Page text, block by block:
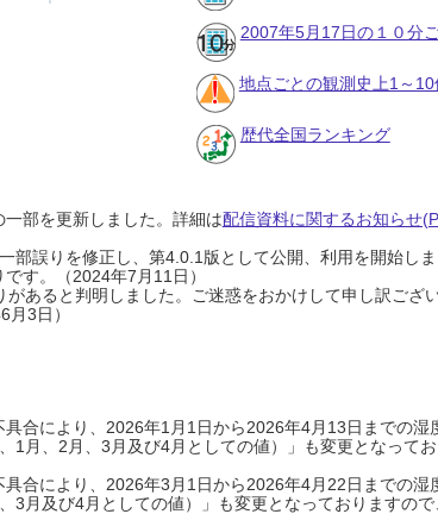
2007年5月17日の１０分
地点ごとの観測史上1～10
歴代全国ランキング
部を更新しました。詳細は配信資料に関するお知らせ
部誤りを修正し、第4.0.1版として公開、利用を開始し
す。（2024年7月11日）
あると判明しました。ご迷惑をおかけして申し訳ござ
3日）
合により、2026年1月1日から2026年4月13日までの湿
月、2月、3月及び4月としての値）」も変更となってお
合により、2026年3月1日から2026年4月22日までの湿
3月及び4月としての値）」も変更となっておりますの